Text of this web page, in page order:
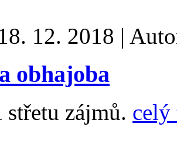
12. 2018 |
obhajoba
střetu zájmů. celý